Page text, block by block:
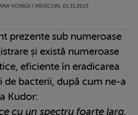
VOINEA | MIERCURI, 01.11.2023
prezente sub numeroase
și există numeroase
eficiente în eradicarea
de bacterii, după cum ne-a
Kudor:
cu un spectru foarte larg,